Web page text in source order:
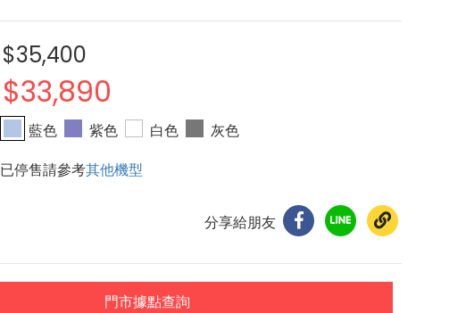
$35,400
$33,890
藍色 紫色 白色
灰色
已停售請參考其他機型
分享給朋友
門市據點查詢